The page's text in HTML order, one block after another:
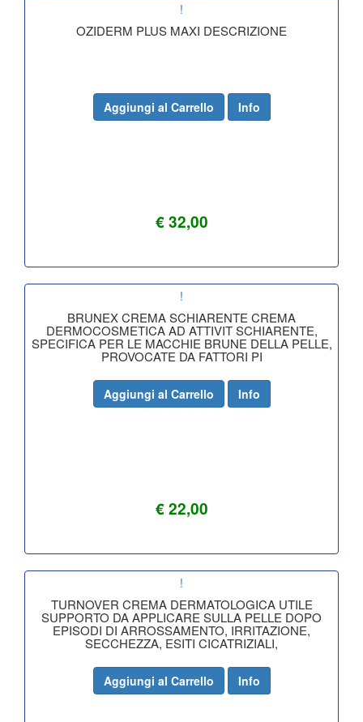
!
OZIDERM PLUS MAXI DESCRIZIONE
€ 32,00
Aggiungi al Carrello Info
!
BRUNEX CREMA SCHIARENTE CREMA
DERMOCOSMETICA AD ATTIVIT SCHIARENTE,
SPECIFICA PER LE MACCHIE BRUNE DELLA PELLE,
PROVOCATE DA FATTORI PI
€ 22,00
Aggiungi al Carrello Info
!
TURNOVER CREMA DERMATOLOGICA UTILE
SUPPORTO DA APPLICARE SULLA PELLE DOPO
EPISODI DI ARROSSAMENTO, IRRITAZIONE,
SECCHEZZA, ESITI CICATRIZIALI,
Aggiungi al Carrello Info